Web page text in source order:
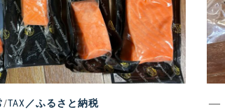
/TAX／ふるさと納税